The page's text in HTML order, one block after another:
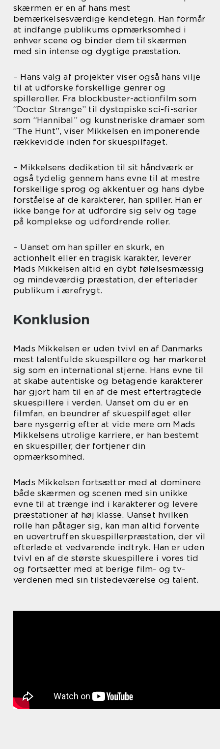
skærmen er en af hans mest
bemærkelsesværdige kendetegn. Han formår
at indfange publikums opmærksomhed i
enhver scene og binder dem til skærmen
med sin intense og dygtige præstation.
– Hans valg af projekter viser også hans vilje
til at udforske forskellige genrer og
spilleroller. Fra blockbuster-actionfilm som
“Doctor Strange” til dystopiske sci-fi-serier
som “Hannibal” og kunstneriske dramaer som
“The Hunt”, viser Mikkelsen en imponerende
rækkevidde inden for skuespilfaget.
– Mikkelsens dedikation til sit håndværk er
også tydelig gennem hans evne til at mestre
forskellige sprog og akkentuer og hans dybe
forståelse af de karakterer, han spiller. Han er
ikke bange for at udfordre sig selv og tage
på komplekse og udfordrende roller.
– Uanset om han spiller en skurk, en
actionhelt eller en tragisk karakter, leverer
Mads Mikkelsen altid en dybt følelsesmæssig
og mindeværdig præstation, der efterlader
publikum i ærefrygt.
Konklusion
Mads Mikkelsen er uden tvivl en af Danmarks
mest talentfulde skuespillere og har markeret
sig som en international stjerne. Hans evne til
at skabe autentiske og betagende karakterer
har gjort ham til en af de mest eftertragtede
skuespillere i verden. Uanset om du er en
filmfan, en beundrer af skuespilfaget eller
bare nysgerrig efter at vide mere om Mads
Mikkelsens utrolige karriere, er han bestemt
en skuespiller, der fortjener din
opmærksomhed.
Mads Mikkelsen fortsætter med at dominere
både skærmen og scenen med sin unikke
evne til at trænge ind i karakterer og levere
præstationer af høj klasse. Uanset hvilken
rolle han påtager sig, kan man altid forvente
en uovertruffen skuespillerpræstation, der vil
efterlade et vedvarende indtryk. Han er uden
tvivl en af de største skuespillere i vores tid
og fortsætter med at berige film- og tv-
verdenen med sin tilstedeværelse og talent.